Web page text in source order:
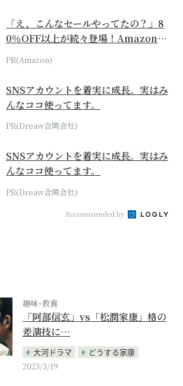
「え、こんなセールやってたの？」8
0％OFF以上が続々登場！Amazonの
本気が...
PR(Amazon)
SNSアカウントを着実に成長。実はみ
んなココ使ってます。
PR(Dreaw合同会社)
SNSアカウントを着実に成長。実はみ
んなココ使ってます。
PR(Dreaw合同会社)
Recommended by
趣味･教養
「阿部信玄」vs「松潤家康」格の
差演技に…
大河ドラマ
どうする家康
2023/3/19